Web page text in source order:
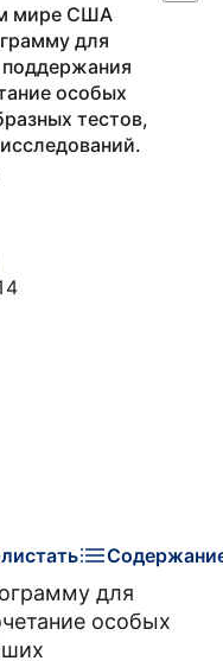
мире США
для
поддержания
особых
тестов,
для
особых